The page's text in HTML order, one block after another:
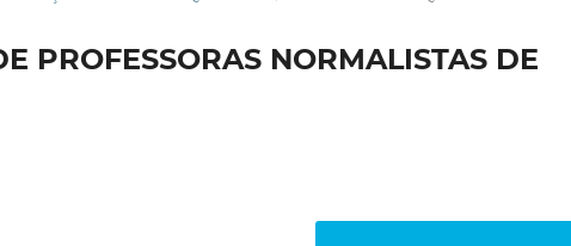
PROFESSORAS NORMALISTAS DE